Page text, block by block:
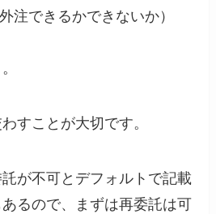
注できるかできないか）
すことが大切です。
が不可とデフォルトで記載
るので、まずは再委託は可